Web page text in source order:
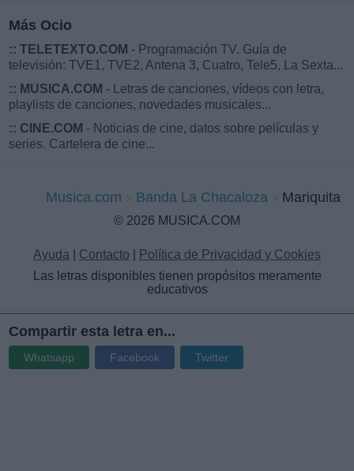
Más Ocio
:: TELETEXTO.COM - Programación TV. Guía de
televisión: TVE1, TVE2, Antena 3, Cuatro, Tele5, La Sexta...
:: MUSICA.COM - Letras de canciones, vídeos con letra,
playlists de canciones, novedades musicales...
:: CINE.COM - Noticias de cine, datos sobre películas y
series. Cartelera de cine...
Musica.com Banda La Chacaloza Mariquita
© 2026 MUSICA.COM
Ayuda Contacto
Política de Privacidad y Cookies
Las letras disponibles tienen propósitos meramente
educativos
Compartir esta letra en...
Whatsapp Facebook Twitter